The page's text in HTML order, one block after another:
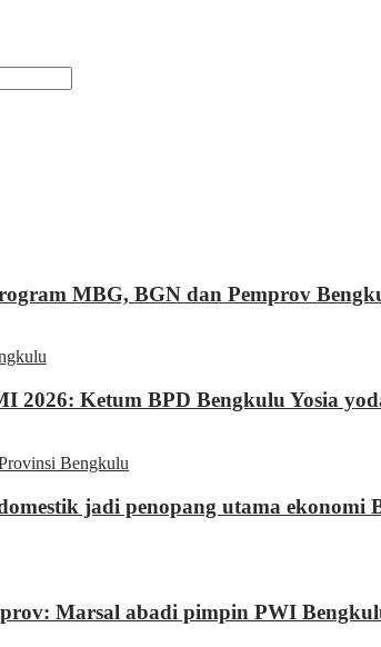
MBG, BGN dan Pemprov
2026: Ketum BPD Bengkulu Yosia
Bengkulu
jadi penopang utama
Marsal abadi pimpin PWI